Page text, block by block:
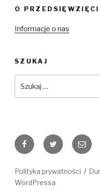
O
Informacje o nas
SZUKAJ
FacebookTwitter E-
mail
Polityka prywatności
WordPressa